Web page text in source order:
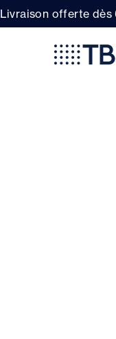
Livraison offerte